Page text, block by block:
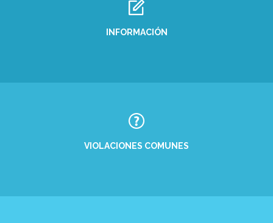
INFORMACIÓN
VIOLACIONES COMUNES